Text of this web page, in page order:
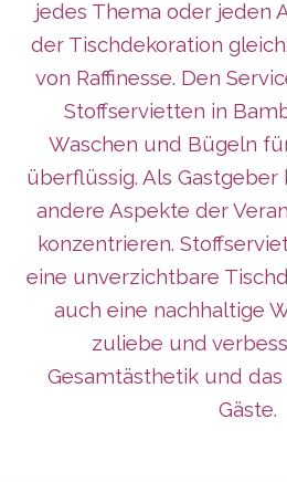
jedes Thema oder jeden
der Tischdekoration
von Raffinesse. Den
Stoffservietten in
Waschen und Bügeln
überflüssig. Als Gastgeber
andere Aspekte der
konzentrieren.
eine unverzichtbare
auch eine nachhaltige
zuliebe und
Gesamtästhetik und
Gäste.